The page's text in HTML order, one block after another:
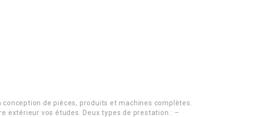
de pièces, produits et machines complètes.
extérieur vos études. Deux types de prestation : –